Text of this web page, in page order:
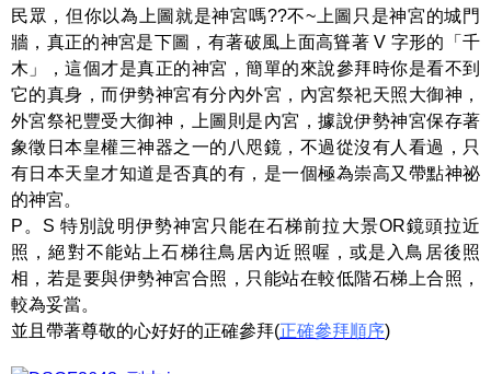
民眾，但你以為上圖就是神宮嗎??不~上圖只是神宮的城門
牆，真正的神宮是下圖，有著破風上面高聳著 V 字形的「千
木」，這個才是真正的神宮，簡單的來說參拜時你是看不到
它的真身，而伊勢神宮有分內外宮，內宮祭祀天照大御神，
外宮祭祀豐受大御神，上圖則是內宮，據說伊勢神宮保存著
象徵日本皇權三神器之一的八咫鏡，不過從沒有人看過，只
有日本天皇才知道是否真的有，是一個極為崇高又帶點神祕
的神宮。
P。S 特別說明伊勢神宮只能在石梯前拉大景OR鏡頭拉近
照，絕對不能站上石梯往鳥居內近照喔，或是入鳥居後照
相，若是要與伊勢神宮合照，只能站在較低階石梯上合照，
較為妥當。
並且帶著尊敬的心好好的正確參拜(正確參拜順序)